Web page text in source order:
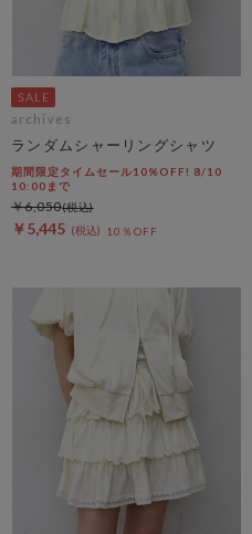
archives
ランダムシャーリングシャツ
期間限定タイムセール10%OFF! 8/10
10:00まで
￥5,445 10％OFF
￥6,050